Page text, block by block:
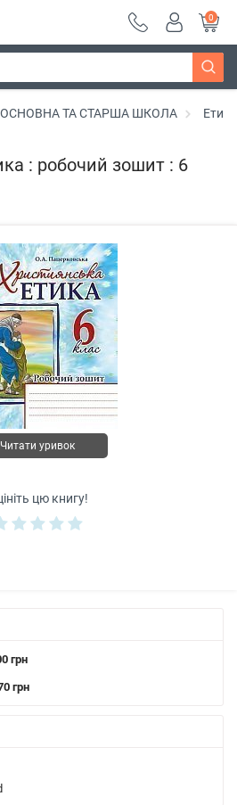
0
ОСНОВНА ТА СТАРША ШКОЛА
: робочий зошит : 6
Читати уривок
цю книгу!
грн
грн